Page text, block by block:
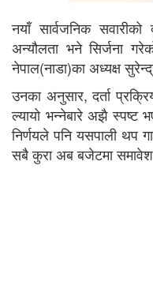
नयाँ सार्वजनिक सवारीको
अन्यौलता भने सिर्जना
नेपाल(नाडा)का अध्यक्ष
उनका अनुसार, दर्ता
ल्यायो भन्नेबारे अझै स्पष्ट
निर्णयले पनि यसपाली थप
सबै कुरा अब बजेटमा समावेश